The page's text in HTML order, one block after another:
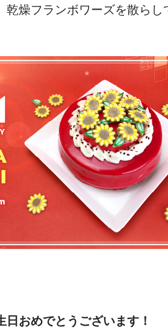
乾燥フランボワーズを散らし
日おめでとうございます！